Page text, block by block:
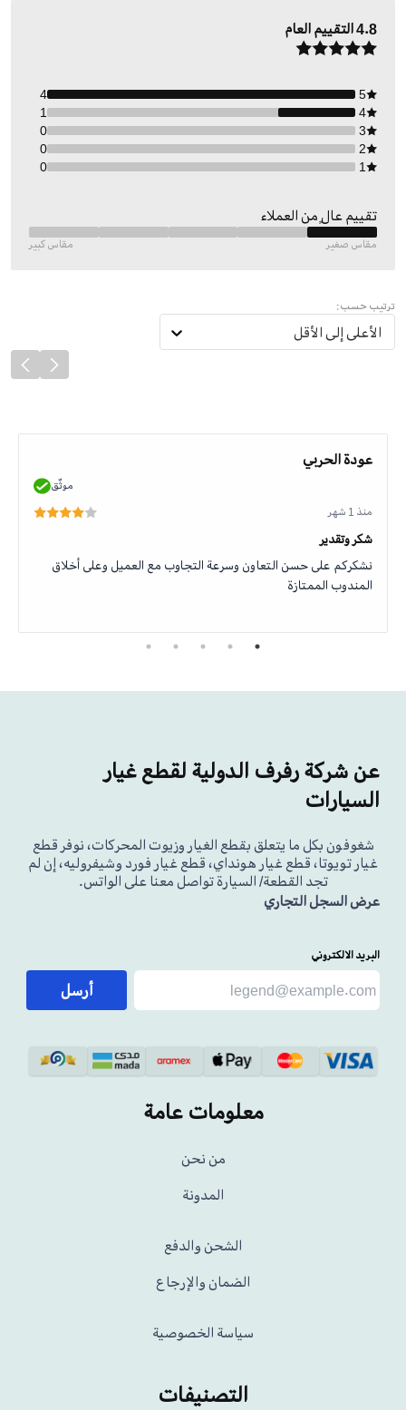
4.8التقييم العام
5
4
4
1
3
0
2
0
1
0
تقييم عالٍ من العملاء
مقاس صغير مقاس كبير
ترتيب حسب:
الأعلى إلى الأقل
عودة الحربي
موثّق
منذ 1 شهر
شكر وتقدير
نشكركم على حسن التعاون وسرعة التجاوب مع العميل وعلى أخلاق
المندوب الممتازة
عن شركة رفرف الدولية لقطع غيار
السيارات
شغوفون بكل ما يتعلق بقطع الغيار وزيوت المحركات، نوفر قطع
غيار تويوتا، قطع غيار هونداي، قطع غيار فورد وشيفروليه، إن لم
تجد القطعة/ السيارة تواصل معنا على الواتس.
عرض السجل التجاري
البريد الالكتروني
أرسل
معلومات عامة
من نحن
المدونة
الشحن والدفع
الضمان والإرجاع
سياسة الخصوصية
التصنيفات